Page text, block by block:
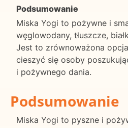
Podsumowanie
Miska Yogi to pożywne i
węglowodany, tłuszcze,
Jest to zrównoważona
cieszyć się osoby
i pożywnego dania.
Podsumowanie
Miska Yogi to pyszne i